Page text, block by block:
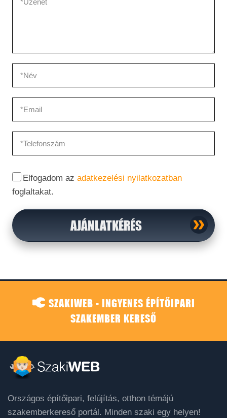
Elfogadom az adatkezelési nyilatkozatban
foglaltakat.
AJÁNLATKÉRÉS
SZAKIWEB - INGYENES ÉPÍTŐIPARI
SZAKEMBER KERESŐ
Országos építőipari, felújítás, otthon témájú
szakemberkereső portál. Minden szaki egy helyen!